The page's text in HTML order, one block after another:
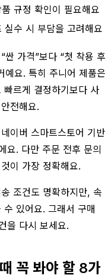
규정 확인이 필요해요
실수 시 부담을 고려해요
싼 가격”보다 “첫 착용 후
예요. 특히 주니어 제품은
르게 결정하기보다 사
전해요.
이버 스마트스토어 기반
요. 다만 주문 전후 문의
이 가장 정확해요.
조건도 명확하지만, 속
있어요. 그래서 구매
을 다시 보세요.
꼭 봐야 할 8가